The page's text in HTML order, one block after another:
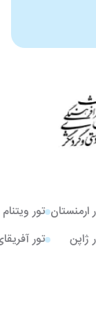
ارمنستان
ژاپن
تور ویتنام
تور